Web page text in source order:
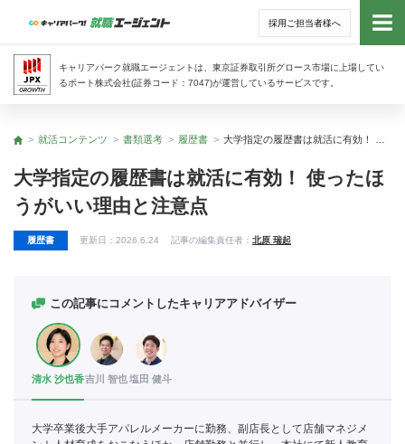
採用ご担当者様へ
キャリアパーク就職エージェントは、東京証券取引所グロース市場に上場してい
るポート株式会社(証券コード：7047)が運営しているサービスです。
トッ
トップ
就活コンテンツ 書類選考 履歴書
大学指定の履歴書は就活に有効！ 使ったほ
うがいい理由と注意点
履歴書 更新日： 2026.6.24 記事の編集責任者： 北原 瑞起
この記事にコメントしたキャリアアドバイザー
清水 沙也香吉川 智也塩田 健斗
大学卒業後大手アパレルメーカーに勤務、副店長として店舗マネジメ